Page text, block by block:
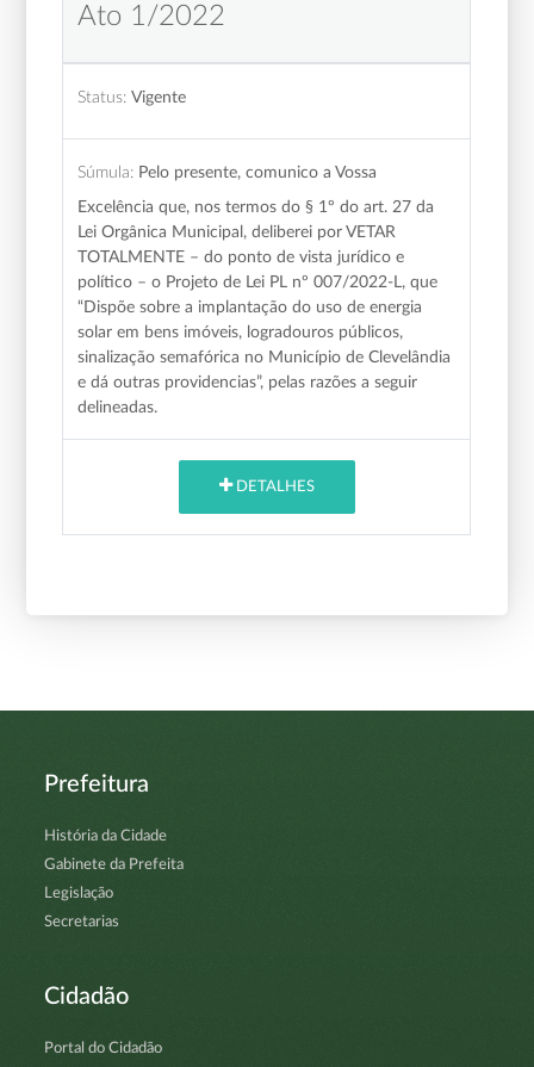
Ato 1/2022
Status: Vigente
Súmula: Pelo presente, comunico a Vossa
Excelência que, nos termos do § 1º do art. 27 da
Lei Orgânica Municipal, deliberei por VETAR
TOTALMENTE – do ponto de vista jurídico e
político – o Projeto de Lei PL nº 007/2022-L, que
“Dispõe sobre a implantação do uso de energia
solar em bens imóveis, logradouros públicos,
sinalização semafórica no Município de Clevelândia
e dá outras providencias”, pelas razões a seguir
delineadas.
DETALHES
Prefeitura
História da Cidade
Gabinete da Prefeita
Legislação
Secretarias
Cidadão
Portal do Cidadão